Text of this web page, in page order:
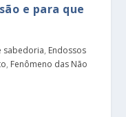
e para que
sabedoria, Endossos
, Fenômeno das Não